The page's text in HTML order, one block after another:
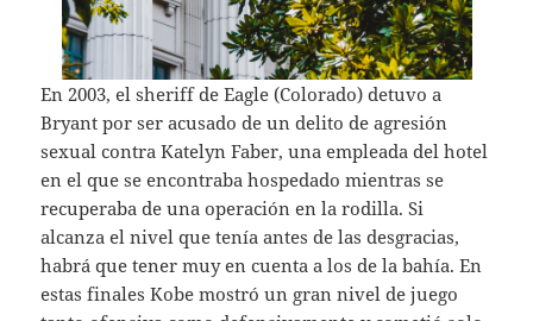
En 2003, el sheriff de Eagle (Colorado) detuvo a
Bryant por ser acusado de un delito de agresión
sexual contra Katelyn Faber, una empleada del hotel
en el que se encontraba hospedado mientras se
recuperaba de una operación en la rodilla. Si
alcanza el nivel que tenía antes de las desgracias,
habrá que tener muy en cuenta a los de la bahía. En
estas finales Kobe mostró un gran nivel de juego